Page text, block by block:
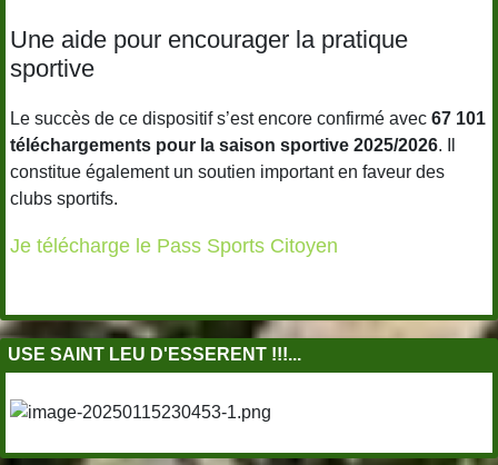
Une aide pour encourager la pratique
sportive
Le succès de ce dispositif s’est encore confirmé avec 67 101
téléchargements pour la saison sportive 2025/2026. Il
constitue également un soutien important en faveur des
clubs sportifs.
Je télécharge le Pass Sports Citoyen
USE SAINT LEU D'ESSERENT !!!...